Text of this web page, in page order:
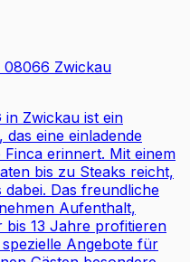
08066 Zwickau
in Zwickau ist ein
eine einladende
erinnert. Mit einem
bis zu Steaks reicht,
Das freundliche
Aufenthalt,
bis 13 Jahre profitieren
Angebote für